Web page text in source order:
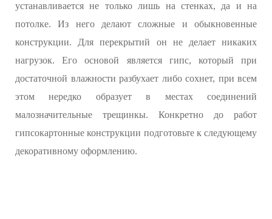
устанавливается не только лишь на стенках, да и на
потолке. Из него делают сложные и обыкновенные
конструкции. Для перекрытий он не делает никаких
нагрузок. Его основой является гипс, который при
достаточной влажности разбухает либо сохнет, при всем
этом нередко образует в местах соединений
малозначительные трещинкы. Конкретно до работ
гипсокартонные конструкции подготовьте к следующему
декоративному оформлению.